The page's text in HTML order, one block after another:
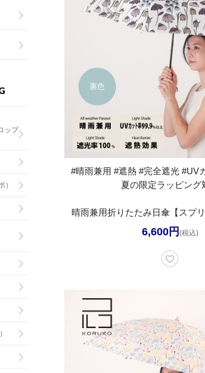
ップ
）
#晴雨兼用 #遮熱 #完全遮光 #UV
夏の限定ラッピング
晴雨兼用折りたたみ日傘【スプ
6,600円 (税込)